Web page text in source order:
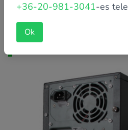
telefonon, mit ajánlunk helyette.
HP-COMPAQ DX2000 Intel P4
+36-20-981-3041-es
Ok